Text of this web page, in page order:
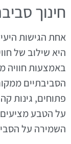
חינוך
אחת הגישות
היא שילוב של
באמצעות חוויה
הסביבתיים
פתוחים, גינות
על הטבע
השמירה על